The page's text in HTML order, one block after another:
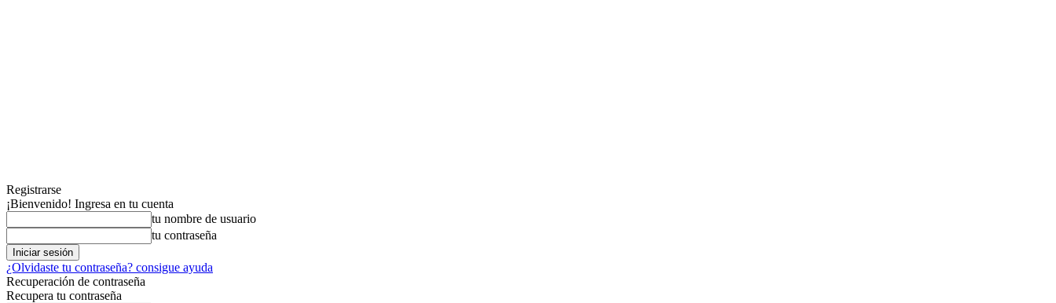
Registrarse
¡Bienvenido! Ingresa en tu cuenta
tu nombre de usuario
tu contraseña
¿Olvidaste tu contraseña? consigue ayuda
Recuperación de contraseña
Recupera tu contraseña